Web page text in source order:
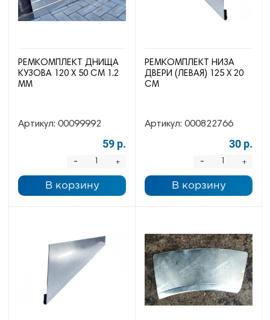
РЕМКОМПЛЕКТ ДНИЩА
КУЗОВА 120 Х 50 СМ 1.2
ММ
Артикул: 00099992
59 р.
+
-
В корзину
РЕМКОМПЛЕКТ НИЗА
ДВЕРИ (ЛЕВАЯ) 125 Х 20
СМ
Артикул: 000822766
30 р.
+
-
В корзину